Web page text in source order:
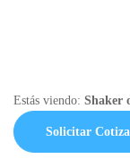
Estás viendo: Shaker
Solicitar